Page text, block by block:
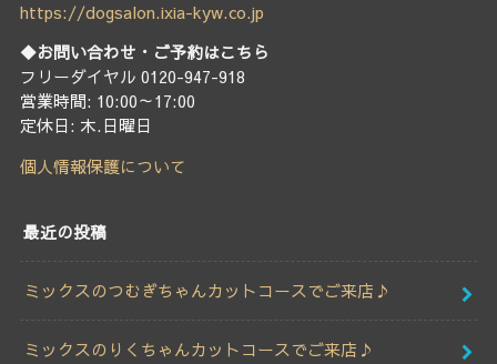
https://dogsalon.ixia-kyw.co.jp
◆お問い合わせ・ご予約はこちら
フリーダイヤル 0120-947-918
営業時間: 10:00～17:00
定休日: 木.日曜日
個人情報保護について
最近の投稿
ミックスのつむぎちゃんカットコースでご来店♪
ミックスのりくちゃんカットコースでご来店♪